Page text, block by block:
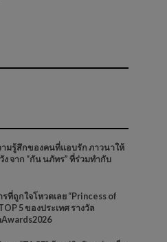
ามรู้สึกของคนที่แอบรัก ภาวนาให้
จาก “กัน นภัทร” ที่ร่วมทำกับ
ที่ถูกใจโหวตเลย “Princess of
5 ของประเทศ รางวัล